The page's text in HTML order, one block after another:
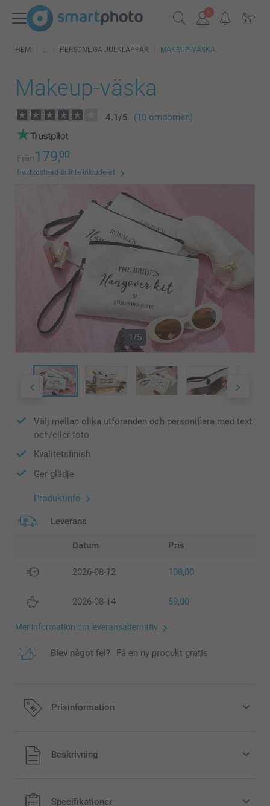
HEM PERSONLIGA JULKLAPPAR MAKEUP-VÄSKA
Makeup-väska
4.1/5 (10 omdömen)
Från179,00
fraktkostnad är inte inkluderat
1/5
Välj mellan olika utföranden och personifiera med text
och/eller foto
Kvalitetsfinish
Ger glädje
Produktinfo
Leverans
Datum Pris
2026-08-12 108,00
2026-08-14 59,00
Mer information om leveransalternativ
Blev något fel? Få en ny produkt gratis
Prisinformation
Alla priser är i svenska kronor (SEK), inklusive moms och
exklusive porto.
Beskrivning
Specifikationer